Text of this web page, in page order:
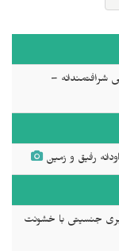
شرافتمندانه –
رفیق و زمین
جنسیتی با خشونت